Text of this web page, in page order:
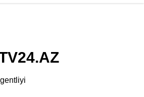
777″ estetik mərkəzi və vətəndaş
elmini beynəlxalq akademik